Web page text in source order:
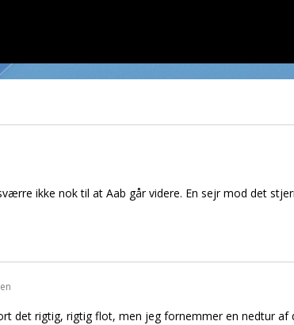
ikke nok til at Aab går videre. En sejr mod det
det rigtig, rigtig flot, men jeg fornemmer en nedtur af